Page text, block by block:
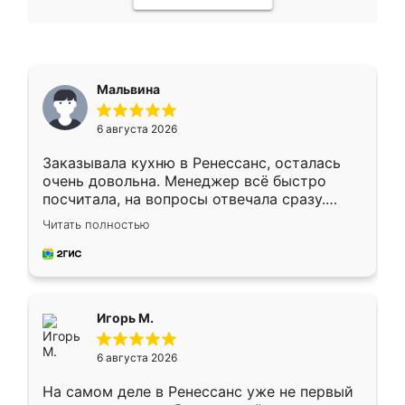
Мальвина
6 августа 2026
Заказывала кухню в Ренессанс, осталась
очень довольна. Менеджер всё быстро
посчитала, на вопросы отвечала сразу.
Замерщик приехал в субботу, подошёл к
делу со всей ответственностью. Собрали
за день, ребята работали аккуратно, даже
Читать полностью
Игорь М.
6 августа 2026
На самом деле в Ренессанс уже не первый